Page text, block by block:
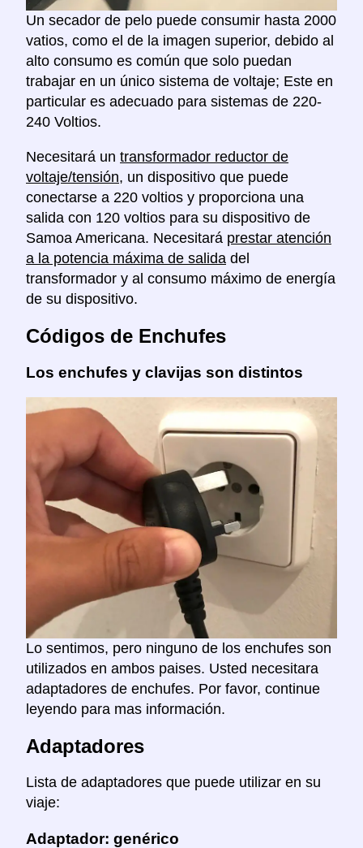
Un secador de pelo puede consumir hasta 2000
vatios, como el de la imagen superior, debido al
alto consumo es común que solo puedan
trabajar en un único sistema de voltaje; Este en
particular es adecuado para sistemas de 220-
240 Voltios.
Necesitará un transformador reductor de
voltaje/tensión, un dispositivo que puede
conectarse a 220 voltios y proporciona una
salida con 120 voltios para su dispositivo de
Samoa Americana. Necesitará prestar atención
a la potencia máxima de salida del
transformador y al consumo máximo de energía
de su dispositivo.
Códigos de Enchufes
Los enchufes y clavijas son distintos
Lo sentimos, pero ninguno de los enchufes son
utilizados en ambos paises. Usted necesitara
adaptadores de enchufes. Por favor, continue
leyendo para mas información.
Adaptadores
Lista de adaptadores que puede utilizar en su
viaje:
Adaptador: genérico